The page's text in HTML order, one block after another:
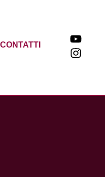
CONTATTI